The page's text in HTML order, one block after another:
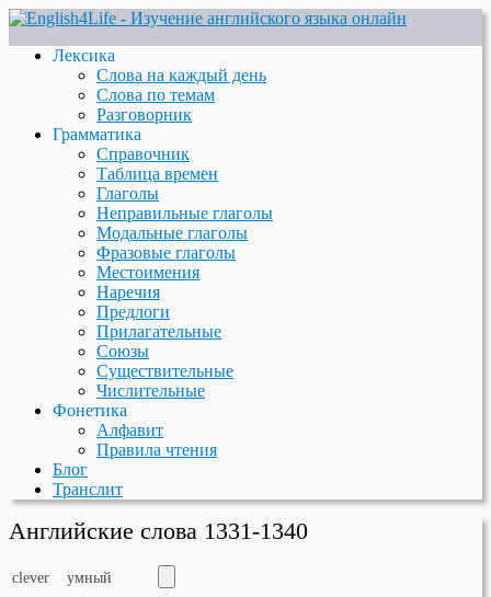
Лексика
Слова на каждый день
Слова по темам
Разговорник
Грамматика
Справочник
Таблица времен
Глаголы
Неправильные глаголы
Модальные глаголы
Фразовые глаголы
Местоимения
Наречия
Предлоги
Прилагательные
Союзы
Существительные
Числительные
Фонетика
Алфавит
Правила чтения
Блог
Транслит
Английские слова 1331-1340
clever
умный